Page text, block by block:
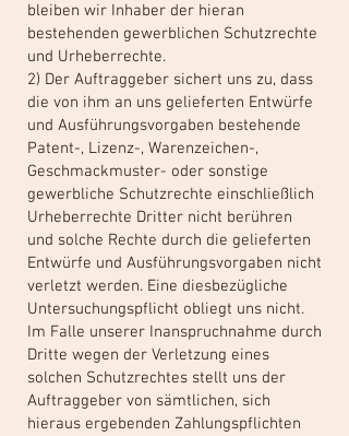
bleiben wir Inhaber der hieran
bestehenden gewerblichen Schutzrechte
und Urheberrechte.
2) Der Auftraggeber sichert uns zu, dass
die von ihm an uns gelieferten Entwürfe
und Ausführungsvorgaben bestehende
Patent-, Lizenz-, Warenzeichen-,
Geschmackmuster- oder sonstige
gewerbliche Schutzrechte einschließlich
Urheberrechte Dritter nicht berühren
und solche Rechte durch die gelieferten
Entwürfe und Ausführungsvorgaben nicht
verletzt werden. Eine diesbezügliche
Untersuchungspflicht obliegt uns nicht.
Im Falle unserer Inanspruchnahme durch
Dritte wegen der Verletzung eines
solchen Schutzrechtes stellt uns der
Auftraggeber von sämtlichen, sich
hieraus ergebenden Zahlungspflichten